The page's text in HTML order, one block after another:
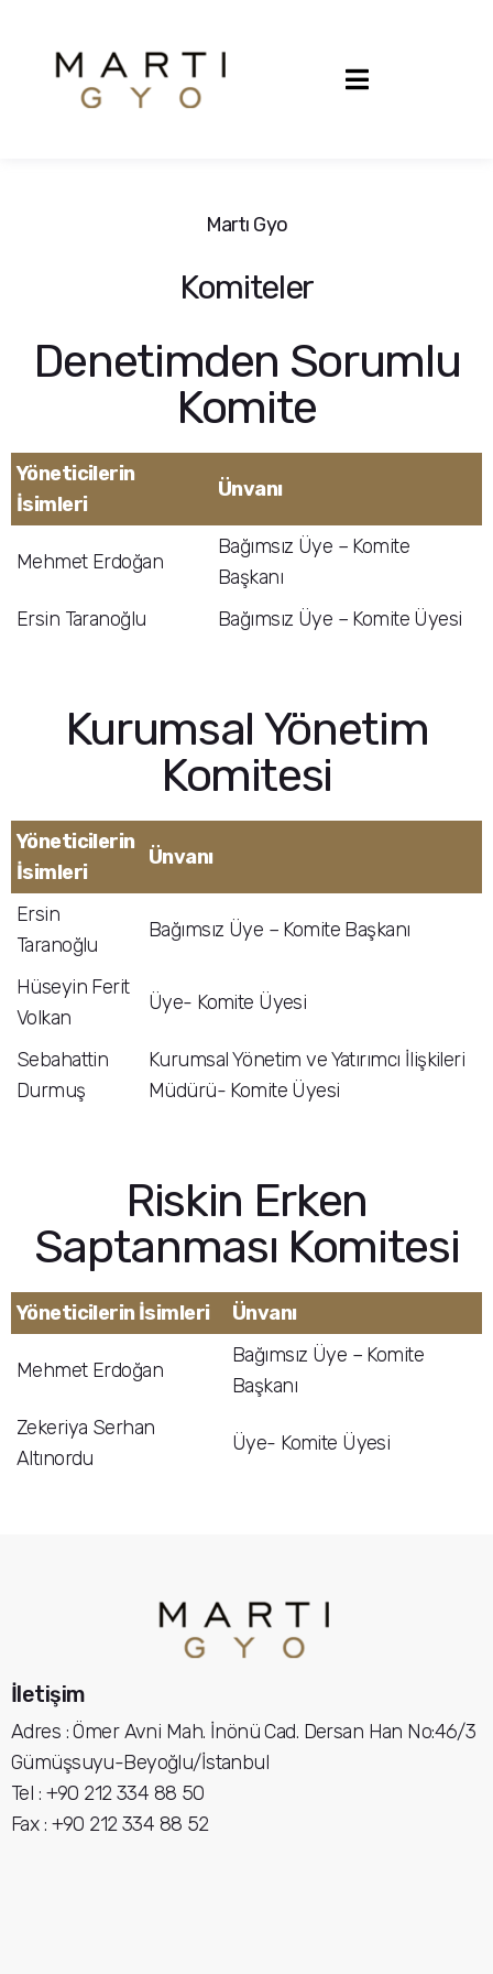
Martı Gyo
Komiteler
Denetimden Sorumlu
Komite
Yöneticilerin
İsimleri
Ünvanı
Mehmet Erdoğan
Bağımsız Üye – Komite
Başkanı
Ersin Taranoğlu
Bağımsız Üye – Komite Üyesi
Kurumsal Yönetim
Komitesi
Yöneticilerin
İsimleri
Ünvanı
Ersin
Taranoğlu
Bağımsız Üye – Komite Başkanı
Hüseyin Ferit
Volkan
Üye- Komite Üyesi
Sebahattin
Durmuş
Kurumsal Yönetim ve Yatırımcı İlişkileri
Müdürü- Komite Üyesi
Riskin Erken
Saptanması Komitesi
Yöneticilerin İsimleri Ünvanı
Mehmet Erdoğan
Bağımsız Üye – Komite
Başkanı
Zekeriya Serhan
Altınordu
Üye- Komite Üyesi
İletişim
Adres : Ömer Avni Mah. İnönü Cad. Dersan Han No:46/3
Gümüşsuyu-Beyoğlu/İstanbul
Tel : +90 212 334 88 50
Fax : +90 212 334 88 52